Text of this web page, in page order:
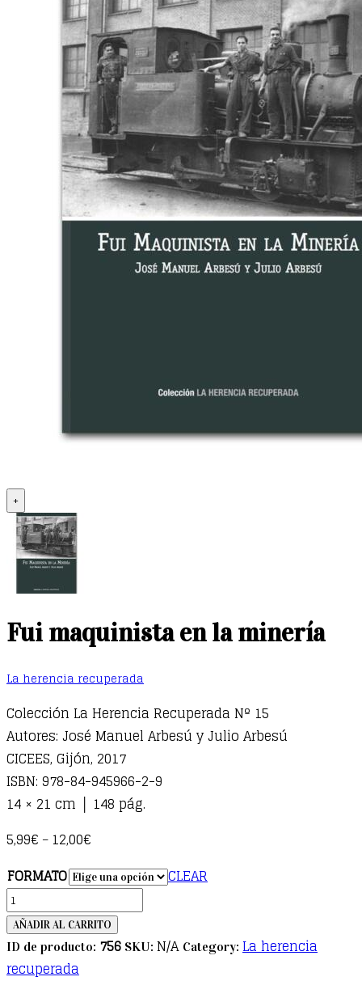
+
Fui maquinista en la minería
La herencia recuperada
Colección La Herencia Recuperada Nº 15
Autores: José Manuel Arbesú y Julio Arbesú
CICEES, Gijón, 2017
ISBN: 978-84-945966-2-9
14 × 21 cm │ 148 pág.
5,99€ – 12,00€
FORMATO
CLEAR
Fui
maquinista
en
la
AÑADIR AL CARRITO
ID de producto: 756 SKU: N/A Category: La herencia
recuperada